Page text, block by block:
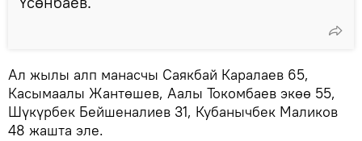
Ал жылы алп манасчы Саякбай Каралаев 65,
Касымаалы Жантөшев, Аалы Токомбаев экөө 55,
Шүкүрбек Бейшеналиев 31, Кубанычбек Маликов
48 жашта эле.